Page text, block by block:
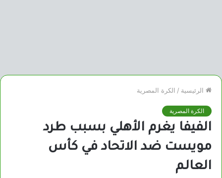
الرئيسية / الكرة المصرية
الكرة المصرية
الفيفا يغرم الأهلي بسبب طرد
مويست ضد الاتحاد في كأس
العالم